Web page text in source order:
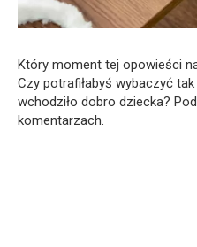
Który moment tej opowieści
Czy potrafiłabyś wybaczyć
wchodziło dobro dziecka?
komentarzach.